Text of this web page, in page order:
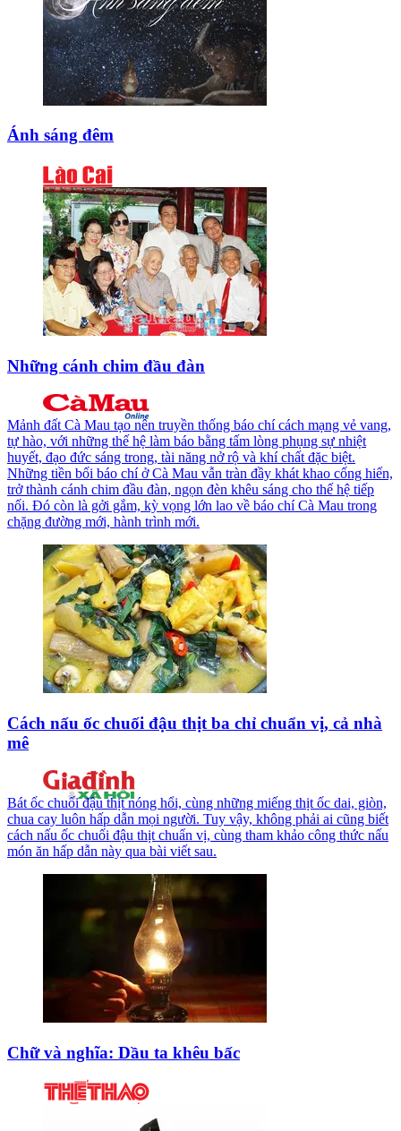
Ánh sáng đêm
Những cánh chim đầu đàn
Mảnh đất Cà Mau tạo nên truyền thống báo chí cách mạng vẻ vang,
tự hào, với những thế hệ làm báo bằng tấm lòng phụng sự nhiệt
huyết, đạo đức sáng trong, tài năng nở rộ và khí chất đặc biệt.
Những tiền bối báo chí ở Cà Mau vẫn tràn đầy khát khao cống hiến,
trở thành cánh chim đầu đàn, ngọn đèn khêu sáng cho thế hệ tiếp
nối. Ðó còn là gởi gắm, kỳ vọng lớn lao về báo chí Cà Mau trong
chặng đường mới, hành trình mới.
Cách nấu ốc chuối đậu thịt ba chỉ chuẩn vị, cả nhà
mê
Bát ốc chuối đậu thịt nóng hổi, cùng những miếng thịt ốc dai, giòn,
chua cay luôn hấp dẫn mọi người. Tuy vậy, không phải ai cũng biết
cách nấu ốc chuối đậu thịt chuẩn vị, cùng tham khảo công thức nấu
món ăn hấp dẫn này qua bài viết sau.
Chữ và nghĩa: Dầu ta khêu bấc